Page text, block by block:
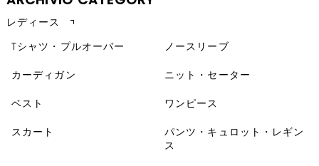
レディース
Tシャツ・プルオーバー
ノースリーブ
カーディガン
ニット・セーター
ベスト
ワンピース
スカート
パンツ・キュロット・レギン
ス